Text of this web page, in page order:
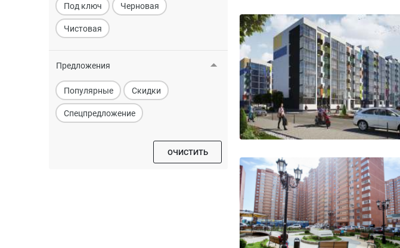
Под ключ Черновая
Чистовая
Предложения
Популярные Скидки
Спецпредложение
ОЧИСТИТЬ